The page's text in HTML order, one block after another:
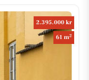
2.395.000 kr
61 m2